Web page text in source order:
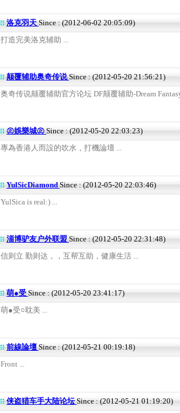
洛克羽天 Since : (2012-06-02 20:05:09)
打造完美洛克辅助 ...
颠覆辅助奥奇传说Since : (2012-05-20 21:56:21)
奥奇传说颠覆辅助官方论坛 DF颠覆辅助-Dream
㊣娛樂城㊣ Since : (2012-05-20 22:03:23)
專為香港人而設的吹水，打機論壇 ...
YulSicDiamondSince : (2012-05-20 22:03:46)
YulSica is real:) ...
淄博驴友户外联盟 Since : (2012-05-20 22:31:48)
信则立 勤则达，，互帮互助，健康生活 ...
萌●受 Since : (2012-05-20 23:41:17)
萌●受○耽美 ...
前線論壇 Since : (2012-05-21 00:19:18)
Front ...
侠盗猎车手大陆论坛Since : (2012-05-21 01:19:20)